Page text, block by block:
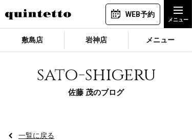
WEB予約
敷島店 岩神店 メニュー
sato-shigeru
佐藤 茂のブログ
一覧に戻る